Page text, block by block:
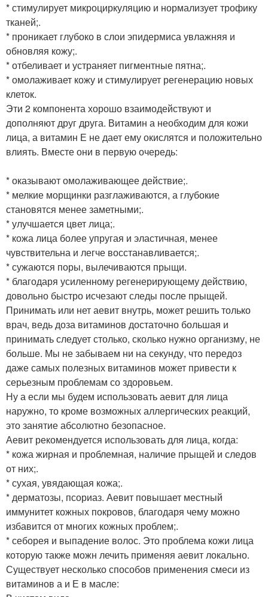
* стимулирует микроциркуляцию и нормализует трофику
тканей;.
* проникает глубоко в слои эпидермиса увлажняя и
обновляя кожу;.
* отбеливает и устраняет пигментные пятна;.
* омолаживает кожу и стимулирует регенерацию новых
клеток.
Эти 2 компонента хорошо взаимодействуют и
дополняют друг друга. Витамин а необходим для кожи
лица, а витамин Е не дает ему окислятся и положительно
влиять. Вместе они в первую очередь:
* оказывают омолаживающее действие;.
* мелкие морщинки разглаживаются, а глубокие
становятся менее заметными;.
* улучшается цвет лица;.
* кожа лица более упругая и эластичная, менее
чувствительна и легче восстанавливается;.
* сужаются поры, вылечиваются прыщи.
* благодаря усиленному регенерирующему действию,
довольно быстро исчезают следы после прыщей.
Принимать или нет аевит внутрь, может решить только
врач, ведь доза витаминов достаточно большая и
принимать следует столько, сколько нужно организму, не
больше. Мы не забываем ни на секунду, что передоз
даже самых полезных витаминов может привести к
серьезным проблемам со здоровьем.
Ну а если мы будем использовать аевит для лица
наружно, то кроме возможных аллергических реакций,
это занятие абсолютно безопасное.
Аевит рекомендуется использовать для лица, когда:
* кожа жирная и проблемная, наличие прыщей и следов
от них;.
* сухая, увядающая кожа;.
* дерматозы, псориаз. Аевит повышает местный
иммунитет кожных покровов, благодаря чему можно
избавится от многих кожных проблем;.
* себорея и выпадение волос. Это проблема кожи лица
которую также можн лечить применяя аевит локально.
Существует несколько способов применения смеси из
витаминов а и Е в масле: